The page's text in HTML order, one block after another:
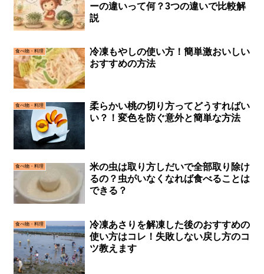
ーの違いって何？3つの違いで比較解
説
食べ物・料理
冷凍もやしの使い方！簡単激おいしい
おすすめの方法
食べ物・料理
柔らかい桃の切り方ってどうすればい
い？！変色を防ぐ意外と簡単な方法
食べ物・料理
米の虫は取り方しだいで全部取り除け
るの？虫がいなくなれば食べることは
できる？
食べ物・料理
冷凍あさりを解凍した後のおすすめの
使い方はコレ！失敗しない戻し方のコ
ツ教えます